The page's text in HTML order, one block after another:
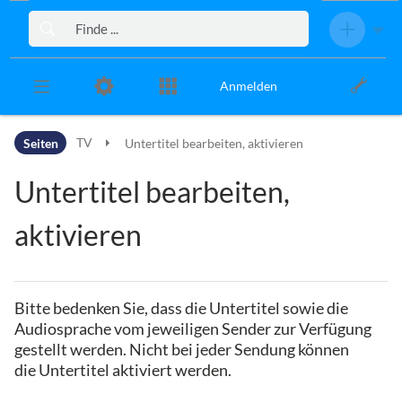
Zur Kopfleiste
Zur Hauptnavigation
Zu den Seitenwerkzeugen
Anmelden
Seiten TV Untertitel bearbeiten, aktivieren
Untertitel bearbeiten,
aktivieren
Bitte bedenken Sie, dass die Untertitel sowie die
Audiosprache vom jeweiligen Sender zur Verfügung
gestellt werden. Nicht bei jeder Sendung können
die Untertitel aktiviert werden.